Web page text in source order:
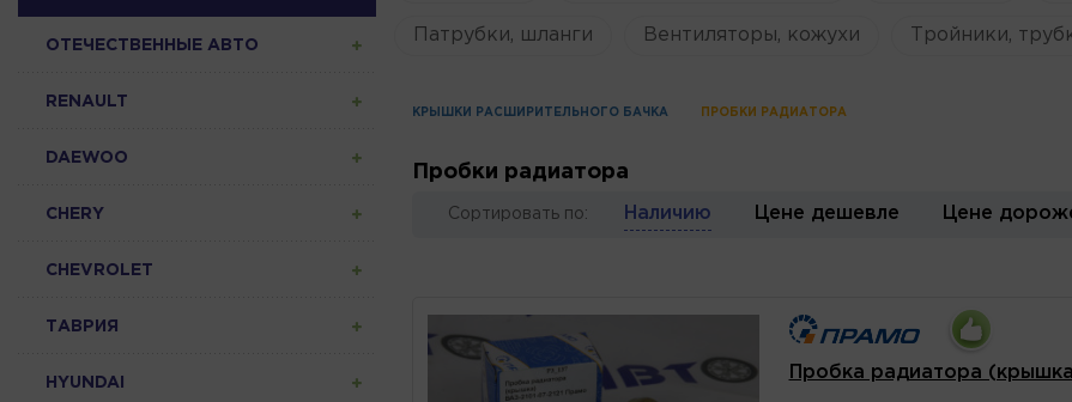
ОТЕЧЕСТВЕННЫЕ АВТО
RENAULT
DAEWOO
CHERY
CHEVROLET
ТАВРИЯ
HYUNDAI
Патрубки, шланги Вентиляторы, кожухи Тройники,
КРЫШКИ РАСШИРИТЕЛЬНОГО БАЧКА ПРОБКИ РАДИАТОРА
Пробки радиатора
Сортировать по: Наличию Цене дешевле Цене
Пробка радиатора